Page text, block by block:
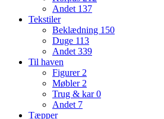
Andet 137
Tekstiler
Beklædning 150
Duge 113
Andet339
Til haven
Figurer2
Møbler2
Trug & kar0
Andet 7
Tæpper